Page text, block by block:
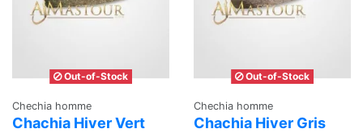
Out-of-Stock
Chechia homme
Chachia Hiver Vert
Out-of-Stock
Chechia homme
Chachia Hiver Gris